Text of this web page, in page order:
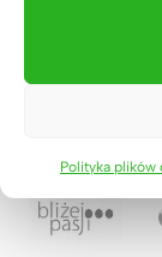
Polityka plików